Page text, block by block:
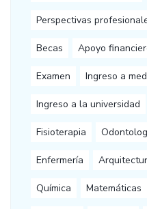
Perspectivas
Becas Apoyo
Examen Ingreso a
Ingreso a la universidad
Fisioterapia
Enfermería
Química Matemáticas